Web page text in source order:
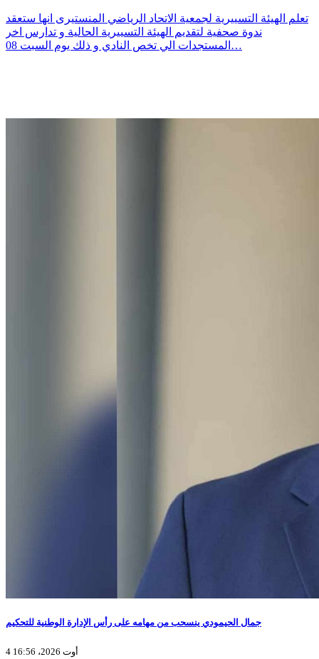
تعلم الهيئة التسييرية لجمعية الاتحاد الرياضي المنستيرى انها ستعقد
ندوة صحفية لتقديم الهيئة التسييرية الحالية و تدارس اخر
المستجدات الي تخص النادي و ذلك يوم السبت 08…
جمال الحيمودي ينسحب من مهامه على رأس الإدارة الوطنية للتحكيم
4 أوت 2026، 16:56